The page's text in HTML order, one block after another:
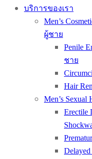
บริการของเรา
Men’s
ผู้ชาย
Penile
ชาย
Hair
Men’s